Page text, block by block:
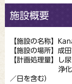
施設概要
【施設の名称】
【施設の場所】成
【計画処理量
浄化槽汚泥
／日を含む）